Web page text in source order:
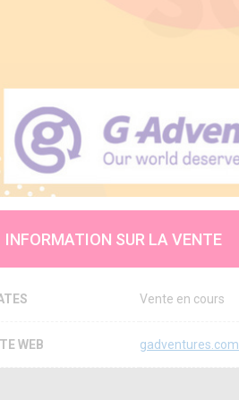
INFORMATION SUR LA VENTE
Vente en cours
WEB gadventures.com